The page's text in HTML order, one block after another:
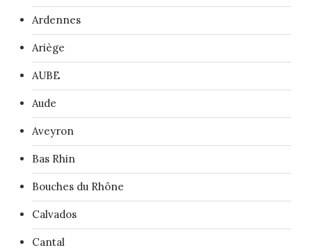
Ardennes
Ariège
AUBE
Aude
Aveyron
Bas Rhin
Bouches du Rhône
Calvados
Cantal